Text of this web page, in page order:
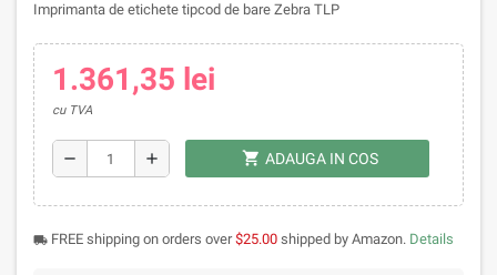
Imprimanta de etichete tipcod de bare Zebra TLP
1.361,35 lei
cu TVA
remove add shopping_cart ADAUGA IN COS
local_shipping FREE shipping on orders over$25.00 shipped by Amazon. Details